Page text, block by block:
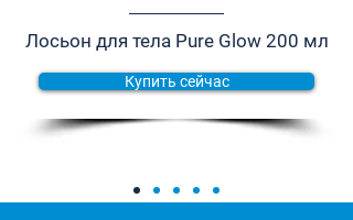
Лосьон для тела Pure Glow 200 мл
Купить сейчас